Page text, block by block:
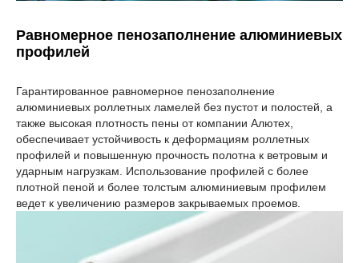
Равномерное пенозаполнение алюминиевых
профилей
Гарантированное равномерное пенозаполнение
алюминиевых роллетных ламелей без пустот и полостей, а
также высокая плотность пены от компании Алютех,
обеспечивает устойчивость к деформациям роллетных
профилей и повышенную прочность полотна к ветровым и
ударным нагрузкам. Использование профилей с более
плотной пеной и более толстым алюминиевым профилем
ведет к увеличению размеров закрываемых проемов.